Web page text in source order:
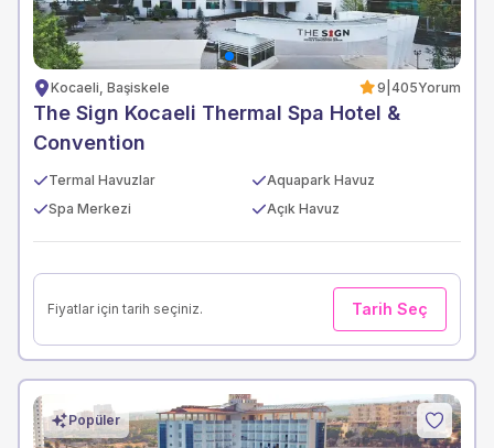
Kocaeli, Başiskele 9 405Yorum
The Sign Kocaeli Thermal Spa Hotel &
Convention
Termal Havuzlar
Aquapark Havuz
Spa Merkezi
Açık Havuz
Fiyatlar için tarih seçiniz. Tarih Seç
Popüler